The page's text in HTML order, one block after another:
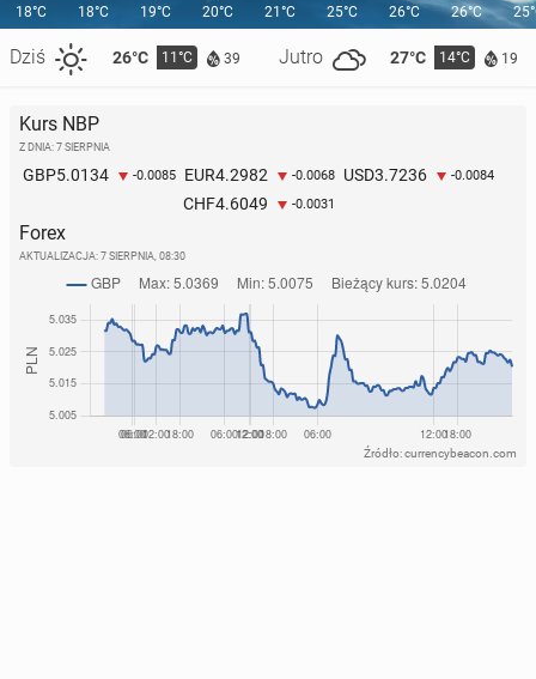
18°C
Dziś 26°C 11°C 39 Jutro 27°C 14°C 19
18°C 19°C 20°C 21°C 25°C 26°C 26°C
Kurs NBP
Z DNIA: 7 SIERPNIA
GBP5.0134 -0.0085 EUR4.2982 -0.0068 USD3.7236 -0.0084
CHF4.6049 -0.0031
Forex
AKTUALIZACJA: 7 SIERPNIA, 08:30
Źródło: currencybeacon.com